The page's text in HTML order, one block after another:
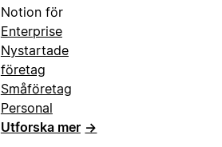
Notion för
Enterprise
Nystartade
företag
Småföretag
Personal
Utforska mer →